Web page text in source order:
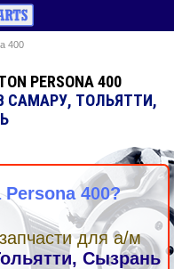
400
PERSONA 400
САМАРУ, ТОЛЬЯТТИ,
400?
для а/м
Сызрань